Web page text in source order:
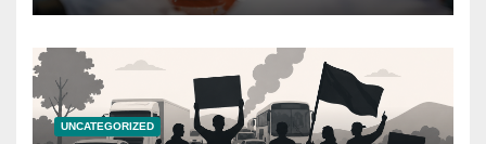
UNCATEGORIZED